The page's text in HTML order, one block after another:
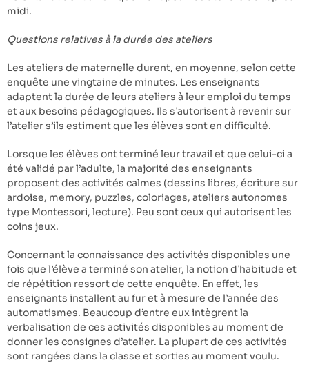
midi.
Questions relatives à la durée des ateliers
Les ateliers de maternelle durent, en moyenne, selon cette
enquête une vingtaine de minutes. Les enseignants
adaptent la durée de leurs ateliers à leur emploi du temps
et aux besoins pédagogiques. Ils s’autorisent à revenir sur
l’atelier s’ils estiment que les élèves sont en difficulté.
Lorsque les élèves ont terminé leur travail et que celui-ci a
été validé par l’adulte, la majorité des enseignants
proposent des activités calmes (dessins libres, écriture sur
ardoise, memory, puzzles, coloriages, ateliers autonomes
type Montessori, lecture). Peu sont ceux qui autorisent les
coins jeux.
Concernant la connaissance des activités disponibles une
fois que l’élève a terminé son atelier, la notion d’habitude et
de répétition ressort de cette enquête. En effet, les
enseignants installent au fur et à mesure de l’année des
automatismes. Beaucoup d’entre eux intègrent la
verbalisation de ces activités disponibles au moment de
donner les consignes d’atelier. La plupart de ces activités
sont rangées dans la classe et sorties au moment voulu.